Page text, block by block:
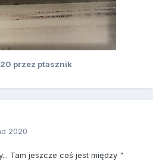
przez ptasznik
2020
Tam jeszcze coś jest między "